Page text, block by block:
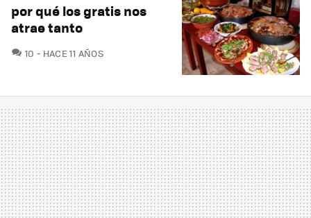
por qué los gratis nos
atrae tanto
10 COMENTARIOS
HACE 11 AÑOS